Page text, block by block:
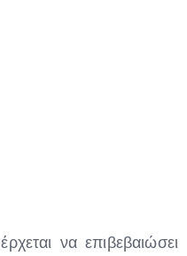
έρχεται να επιβεβαιώσει